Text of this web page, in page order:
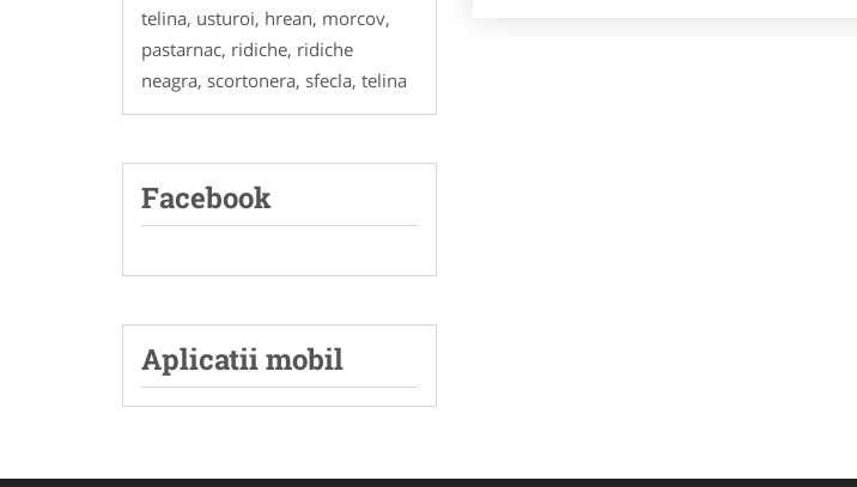
telina, usturoi, hrean, morcov,
pastarnac, ridiche, ridiche
neagra, scortonera, sfecla, telina
Facebook
Aplicatii mobil